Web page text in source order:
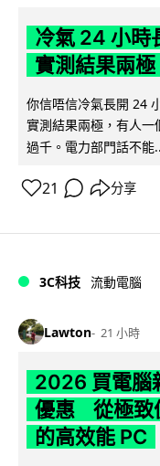
冷氣 24 小時
實測結果兩
你信唔信冷氣長開 24
實測結果兩極，有人
過千。電力部門話不能
21 分享
3C科技 流動電腦
Lawton 21 小時
2026 買電腦
優惠 從極致
的高效能 PC